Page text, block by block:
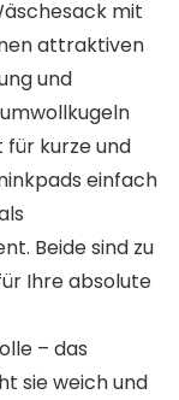
mit
attraktiven
und
kurze und
einfach
Beide sind zu
Ihre absolute
– das
sie weich und